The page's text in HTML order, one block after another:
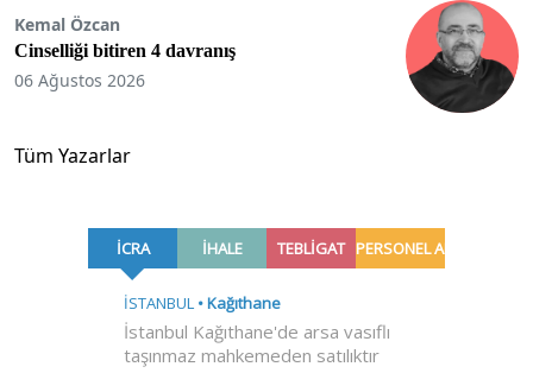
Kemal Özcan
Cinselliği bitiren 4 davranış
06 Ağustos 2026
Tüm Yazarlar